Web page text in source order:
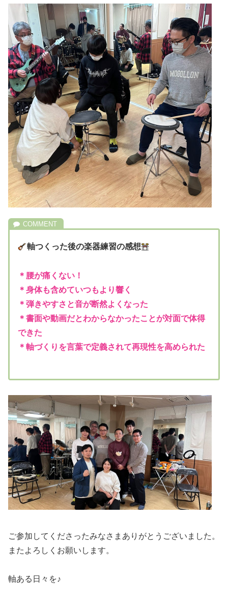
軸つくった後の楽器練習の感想
＊腰が痛くない！
＊身体も含めていつもより響く
＊弾きやすさと音が断然よくなった
＊書面や動画だとわからなかったことが対面で体得
できた
＊軸づくりを言葉で定義されて再現性を高められた
ご参加してくださったみなさまありがとうございました。
またよろしくお願いします。
軸ある日々を♪